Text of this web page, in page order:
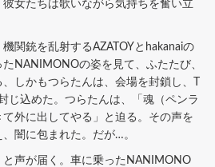
女たちは歌いながら気持ちを奮い立
関銃を乱射するAZATOYとhakanaiの
NANIMONOの姿を見て、ふたたび、
しかもつらたんは、会場を封鎖し、T
じ込めた。つらたんは、「魂（ペンラ
外に出してやる」と迫る。その声を
闇に包まれた。だが…。
声が届く。車に乗ったNANIMONO